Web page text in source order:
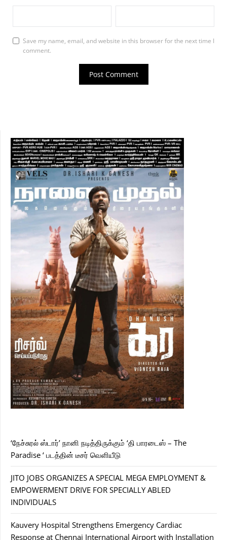
Save my name, email, and website in this browser for the next time I
comment.
‘நேச்சுரல் ஸ்டார்’ நானி நடித்திருக்கும் ‘தி பாரடைஸ் – The
Paradise ‘ படத்தின் டீசர் வெளியீடு
JITO JOBS ORGANIZES A SPECIAL MEGA EMPLOYMENT &
EMPOWERMENT DRIVE FOR SPECIALLY ABLED
INDIVIDUALS
Kauvery Hospital Strengthens Emergency Cardiac
Response at Chennai International Airport with Installation